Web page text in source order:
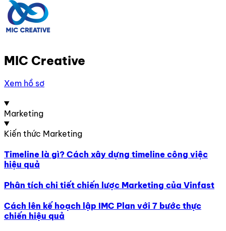
MIC Creative
Xem hồ sơ
Marketing
Kiến thức Marketing
Timeline là gì? Cách xây dựng timeline công việc
hiệu quả
Phân tích chi tiết chiến lược Marketing của Vinfast
Cách lên kế hoạch lập IMC Plan với 7 bước thực
chiến hiệu quả